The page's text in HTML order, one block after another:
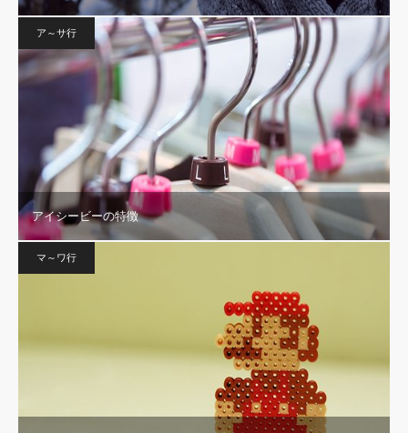
ア～サ行
アイシービーの特徴
マ～ワ行